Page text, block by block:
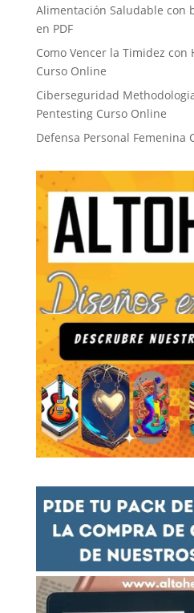
Alimentación Saludable con
en PDF
Como Vencer la Timidez con
Curso Online
Ciberseguridad
Pentesting Curso Online
Defensa Personal Femenina